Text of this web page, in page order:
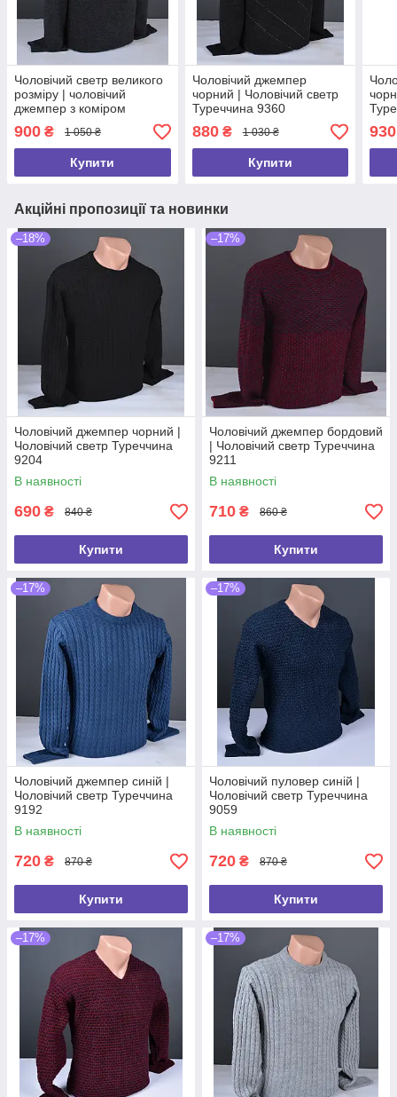
Чоловічий светр великого
розміру | чоловічий
джемпер з коміром
чорний Туреччина 9342 Б
900 ₴ 1 050 ₴
Купити
Чоловічий джемпер
чорний | Чоловічий светр
Туреччина 9360
880₴ 1 030 ₴
Купити
930
Акційні пропозиції та новинки
–18%
Чоловічий джемпер чорний |
Чоловічий светр Туреччина
9204
В наявності
690 ₴ 840 ₴
Купити
–17%
Чоловічий джемпер бордовий
| Чоловічий светр Туреччина
9211
В наявності
710 ₴ 860 ₴
Купити
–17%
Чоловічий джемпер синій |
Чоловічий светр Туреччина
9192
В наявності
720 ₴ 870 ₴
Купити
–17%
Чоловічий пуловер синій |
Чоловічий светр Туреччина
9059
В наявності
720 ₴ 870 ₴
Купити
–17% –17%